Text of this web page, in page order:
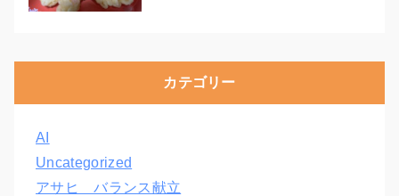
カテゴリー
AI
Uncategorized
アサヒ バランス献立